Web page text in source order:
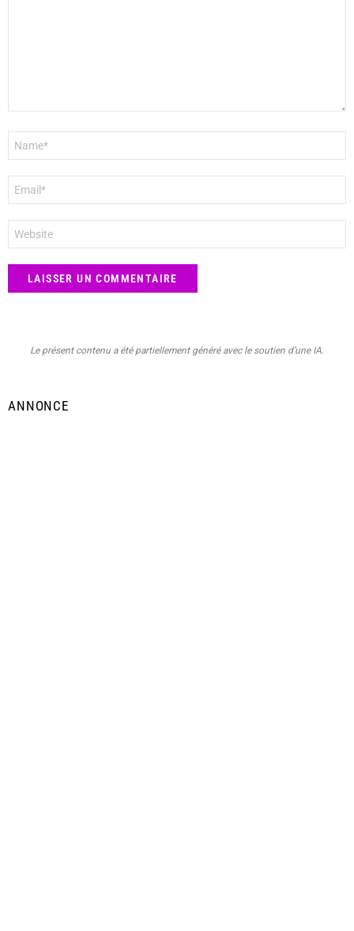
mail
*
web
Le présent contenu a été partiellement généré avec le soutien d’une IA.
ANNONCE